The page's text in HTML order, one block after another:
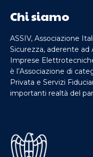
Chi siamo
ASSIV, Associazione
Sicurezza, aderente ad
Imprese
è l’Associazione di
Privata e Servizi
importanti realtà del